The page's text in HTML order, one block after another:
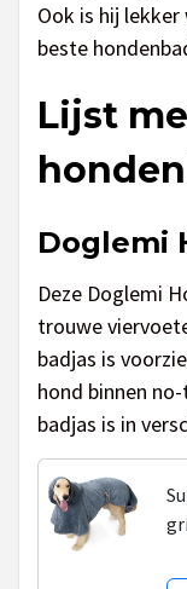
Ook is hij
beste
Lijst
Doglemi
Deze Doglemi
trouwe
badjas is
hond binnen
badjas is in